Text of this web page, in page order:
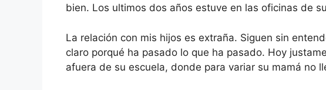
bien. Los ultimos dos años estuve en las oficinas de
La relación con mis hijos es extraña. Siguen sin
claro porqué ha pasado lo que ha pasado. Hoy
afuera de su escuela, donde para variar su mamá no